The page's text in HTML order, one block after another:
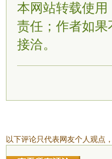
本网站转载使用
责任；作者如
接洽。
以下评论只代表网友个人观点